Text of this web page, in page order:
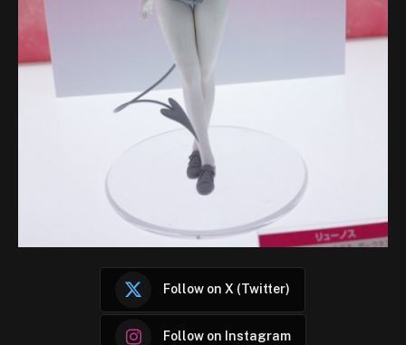
Follow on X (Twitter)
Follow on Instagram